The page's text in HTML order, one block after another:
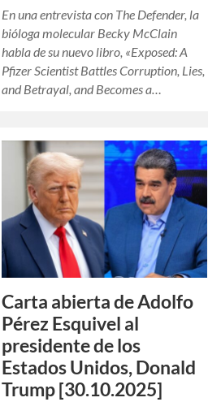
En una entrevista con The Defender, la
bióloga molecular Becky McClain
habla de su nuevo libro, «Exposed: A
Pfizer Scientist Battles Corruption, Lies,
and Betrayal, and Becomes a…
Carta abierta de Adolfo
Pérez Esquivel al
presidente de los
Estados Unidos, Donald
Trump [30.10.2025]